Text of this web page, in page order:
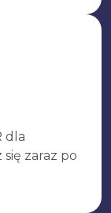
dla
zaraz po